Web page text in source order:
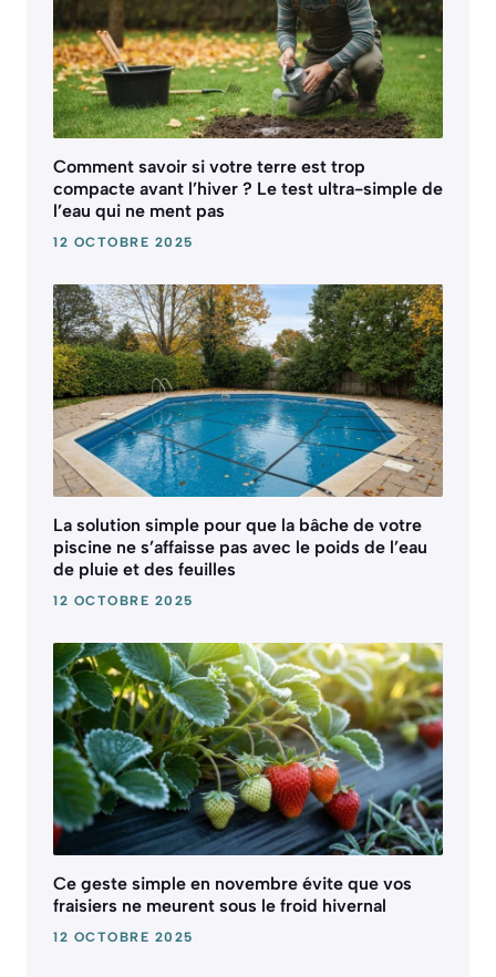
Comment savoir si votre terre est trop
compacte avant l’hiver ? Le test ultra-simple de
l’eau qui ne ment pas
12 OCTOBRE 2025
La solution simple pour que la bâche de votre
piscine ne s’affaisse pas avec le poids de l’eau
de pluie et des feuilles
12 OCTOBRE 2025
Ce geste simple en novembre évite que vos
fraisiers ne meurent sous le froid hivernal
12 OCTOBRE 2025